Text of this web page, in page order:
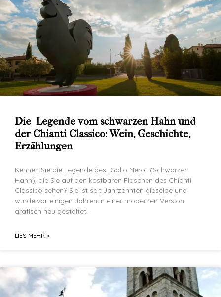
Die Legende vom schwarzen Hahn und
der Chianti Classico: Wein, Geschichte,
Erzählungen
Kennen Sie die Legende des „Gallo Nero“ (Schwarzer
Hahn), die Sie auf den kostbaren Flaschen des Chianti
Classico sehen? Sie ist seit Jahrzehnten dieselbe und
wurde vor einigen Jahren in einer modernen Version
grafisch neu gestaltet.
LIES MEHR »